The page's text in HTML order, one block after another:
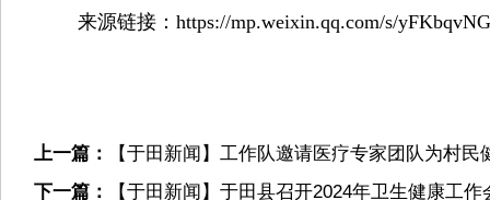
来源链接：https://mp.weixin.qq.com/s/
上一篇：
【于田新闻】工作队邀请医疗专家团队为村民
下一篇：
【于田新闻】于田县召开2024年卫生健康工作